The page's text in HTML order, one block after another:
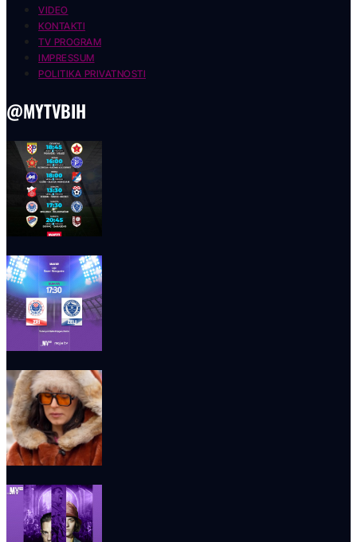
VIDEO
KONTAKTI
TV PROGRAM
IMPRESSUM
POLITIKA PRIVATNOSTI
@MYTVBIH